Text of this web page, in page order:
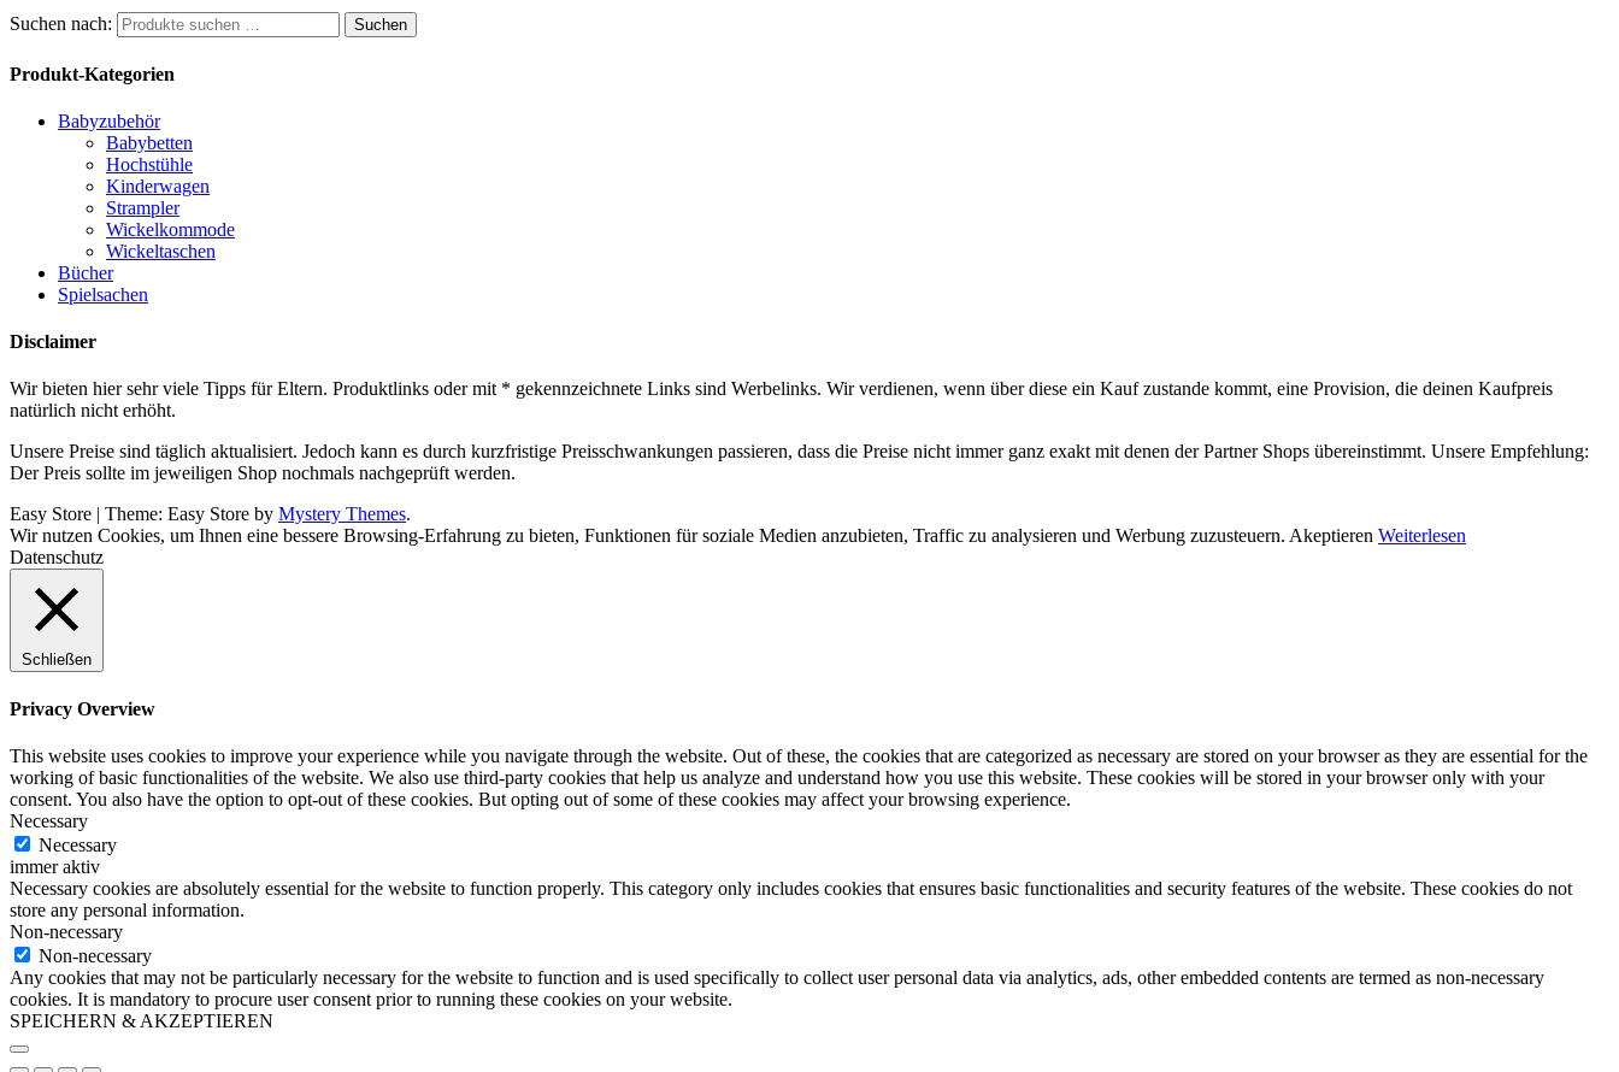
Suchen nach: Suchen
Produkt-Kategorien
Babyzubehör
Babybetten
Hochstühle
Kinderwagen
Strampler
Wickelkommode
Wickeltaschen
Bücher
Spielsachen
Disclaimer
Wir bieten hier sehr viele Tipps für Eltern. Produktlinks oder mit * gekennzeichnete Links sind Werbelinks. Wir verdienen, wenn über diese ein Kauf zustande kommt, eine Provision, die deinen Kaufpreis
natürlich nicht erhöht.
Unsere Preise sind täglich aktualisiert. Jedoch kann es durch kurzfristige Preisschwankungen passieren, dass die Preise nicht immer ganz exakt mit denen der Partner Shops übereinstimmt. Unsere Empfehlung:
Der Preis sollte im jeweiligen Shop nochmals nachgeprüft werden.
Easy Store | Theme: Easy Store by Mystery Themes.
Wir nutzen Cookies, um Ihnen eine bessere Browsing-Erfahrung zu bieten, Funktionen für soziale Medien anzubieten, Traffic zu analysieren und Werbung zuzusteuern. Akeptieren Weiterlesen
Datenschutz
Schließen
Privacy Overview
This website uses cookies to improve your experience while you navigate through the website. Out of these, the cookies that are categorized as necessary are stored on your browser as they are essential for the
working of basic functionalities of the website. We also use third-party cookies that help us analyze and understand how you use this website. These cookies will be stored in your browser only with your
consent. You also have the option to opt-out of these cookies. But opting out of some of these cookies may affect your browsing experience.
Necessary
Necessary
immer aktiv
Necessary cookies are absolutely essential for the website to function properly. This category only includes cookies that ensures basic functionalities and security features of the website. These cookies do not
store any personal information.
Non-necessary
Non-necessary
Any cookies that may not be particularly necessary for the website to function and is used specifically to collect user personal data via analytics, ads, other embedded contents are termed as non-necessary
cookies. It is mandatory to procure user consent prior to running these cookies on your website.
SPEICHERN & AKZEPTIEREN